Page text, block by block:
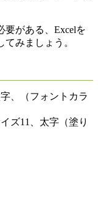
要がある、Excelを
みましょう。
、（フォントカラ
ズ11、太字（塗り